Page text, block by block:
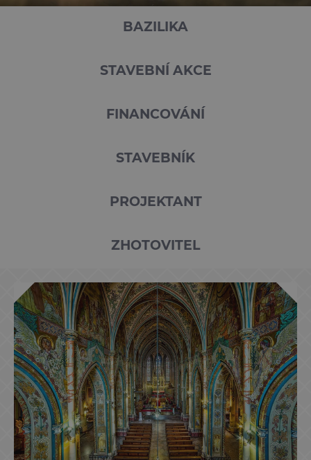
BAZILIKA
STAVEBNÍ AKCE
FINANCOVÁNÍ
STAVEBNÍK
PROJEKTANT
ZHOTOVITEL